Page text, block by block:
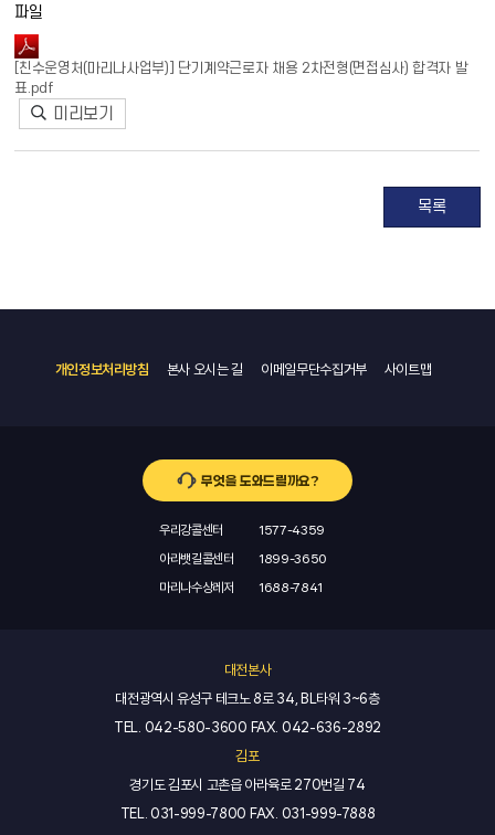
파일
[친수운영처(마리나사업부)] 단기계약근로자 채용 2차전형(면접심사) 합격자 발
표.pdf
미리보기
목록
개인정보처리방침 본사 오시는 길 이메일무단수집거부 사이트맵
무엇을 도와드릴까요?
우리강콜센터
1577-4359
아라뱃길콜센터
1899-3650
마리나수상레저
1688-7841
대전본사
대전광역시 유성구 테크노 8로 34, BL타워 3~6층
TEL. 042-580-3600 FAX. 042-636-2892
김포
경기도 김포시 고촌읍 아라육로 270번길 74
TEL. 031-999-7800 FAX. 031-999-7888